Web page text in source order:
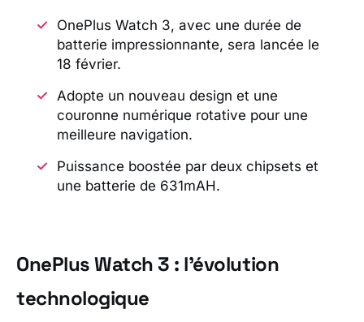
OnePlus Watch 3, avec une durée de
batterie impressionnante, sera lancée le
18 février.
Adopte un nouveau design et une
couronne numérique rotative pour une
meilleure navigation.
Puissance boostée par deux chipsets et
une batterie de 631mAH.
OnePlus Watch 3 : l’évolution
technologique